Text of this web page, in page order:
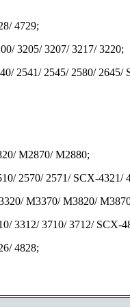
4729;
3205/ 3207/ 3217/ 3220;
2541/ 2545/ 2580/ 2645/
M2870/ M2880;
2570/ 2571/ SCX-4321/
M3370/ M3820/
3312/ 3710/ 3712/ SCX-
4828;